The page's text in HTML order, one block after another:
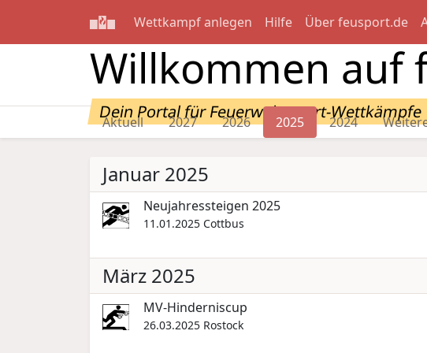
Wettkampf anlegen Hilfe Über feusport.de
Willkommen auf
Dein Portal für Feuerwehrsport-Wettkämpfe
Aktuell 2027 2026 2025 2024
Januar 2025
Neujahressteigen 2025
11.01.2025 Cottbus
März 2025
MV-Hinderniscup
26.03.2025 Rostock